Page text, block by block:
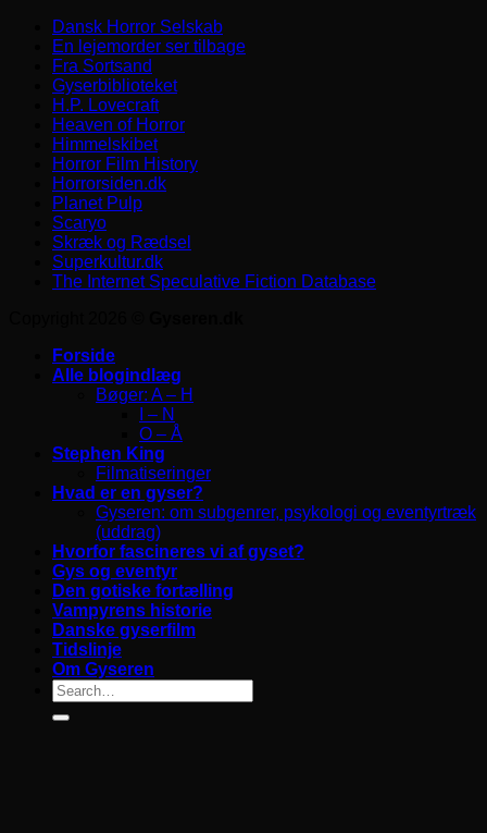
Dansk Horror Selskab
En lejemorder ser tilbage
Fra Sortsand
Gyserbiblioteket
H.P. Lovecraft
Heaven of Horror
Himmelskibet
Horror Film History
Horrorsiden.dk
Planet Pulp
Scaryo
Skræk og Rædsel
Superkultur.dk
The Internet Speculative Fiction Database
Forside
Alle blogindlæg
Bøger: A – H
I – N
O – Å
Stephen King
Filmatiseringer
Hvad er en gyser?
Gyseren: om subgenrer, psykologi og eventyrtræk
(uddrag)
Hvorfor fascineres vi af gyset?
Gys og eventyr
Den gotiske fortælling
Vampyrens historie
Danske gyserfilm
Tidslinje
Om Gyseren